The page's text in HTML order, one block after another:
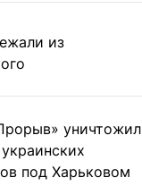
из
уничтожил
под Харьковом